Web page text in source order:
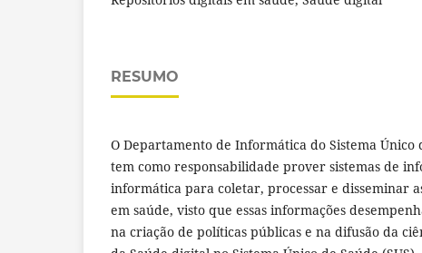
RESUMO
O Departamento de Informática do Sistema Único
tem como responsabilidade prover sistemas de
informática para coletar, processar e disseminar
em saúde, visto que essas informações
na criação de políticas públicas e na difusão da